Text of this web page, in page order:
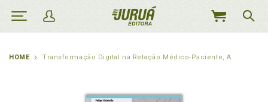
MEU
HOME Transformação Digital na Relação Médico-Paciente, A